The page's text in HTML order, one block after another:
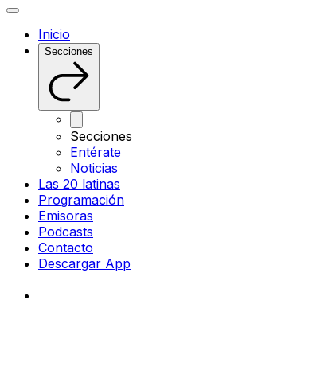
Inicio
Secciones
Secciones
Entérate
Noticias
Las 20 latinas
Programación
Emisoras
Podcasts
Contacto
Descargar App